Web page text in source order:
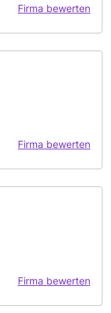
Firma bewerten
Firma bewerten
Firma bewerten